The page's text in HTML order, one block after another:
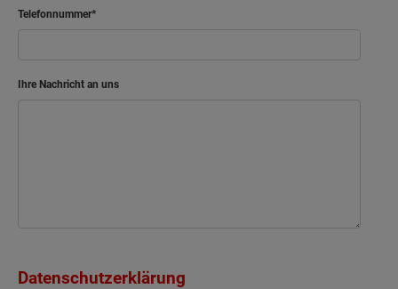
Telefonnummer
Ihre Nachricht an uns
Datenschutzerklärung